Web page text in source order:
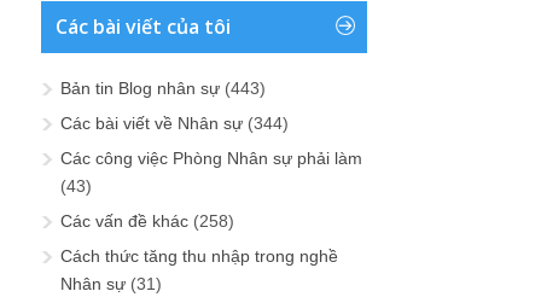
Các bài viết của tôi
Bản tin Blog nhân sự (443)
Các bài viết về Nhân sự (344)
Các công việc Phòng Nhân sự phải làm
(43)
Các vấn đề khác (258)
Cách thức tăng thu nhập trong nghề
Nhân sự (31)